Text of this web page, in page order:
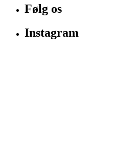
Følg os
Instagram